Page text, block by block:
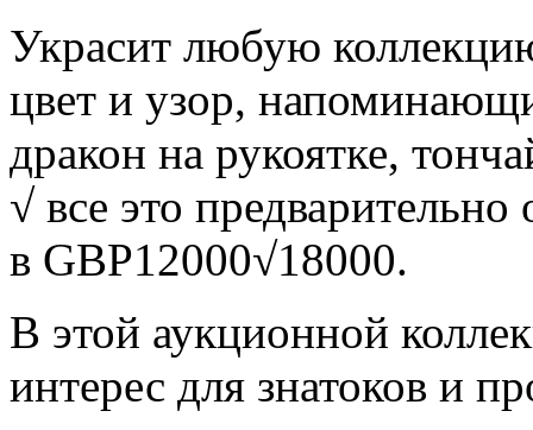
Украсит любую
цвет и узор,
дракон на рукоятке,
√ все это
в GBP12000√18000.
В этой аукционной
интерес для знатоков и